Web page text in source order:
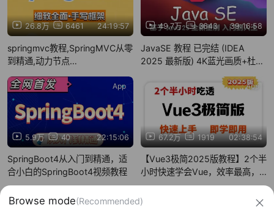
26.8万 6461 24:19:57
springmvc教程,SpringMVC从零
到精通,动力节点
49.7万 3643 39:16:58
JavaSE 教程 已完结 (IDEA
2025 最新版) 4K蓝光画质+杜比
入土 基于Java25讲解
5.9万 40 22:15:06
App
SpringBoot4从入门到精通，适
合小白的SpringBoot4视频教程
67.2万 1919 02:38:54
App
【Vue3极简2025版教程】2个半
小时快速学会Vue，效率最高，
用时最短！
信息网络传播视听节目许可证：0910417